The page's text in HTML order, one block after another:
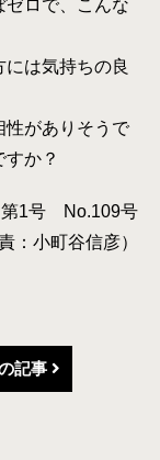
ゼロで、こんな
は気持ちの良
がありそうで
か？
第1号 No.109号
：小町谷信彦）
記事